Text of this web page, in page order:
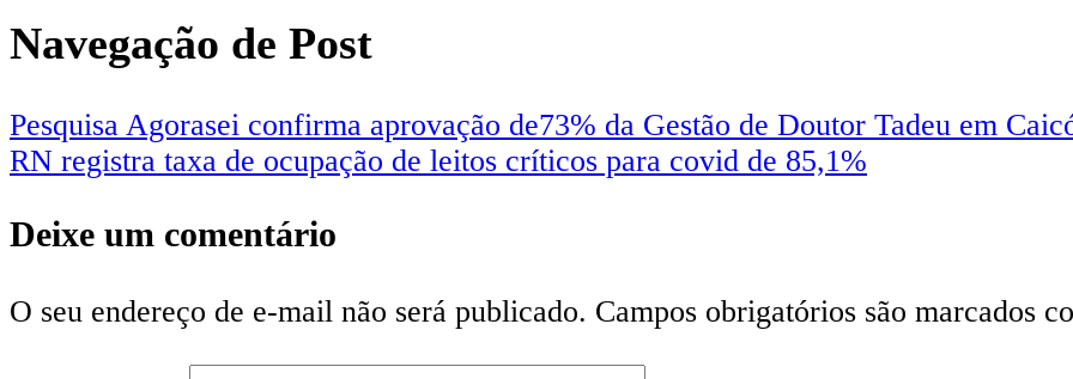
Navegação de Post
Pesquisa Agorasei confirma aprovação de73% da Gestão de Doutor Tadeu em
RN registra taxa de ocupação de leitos críticos para covid de 85,1%
Deixe um comentário
O seu endereço de e-mail não será publicado. Campos obrigatórios são marcados